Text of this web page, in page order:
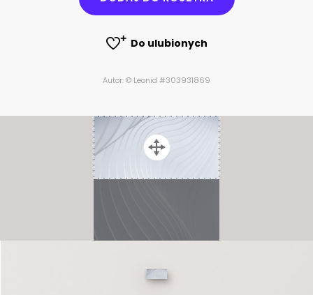
Do ulubionych
Autor: © Leonid #303931869